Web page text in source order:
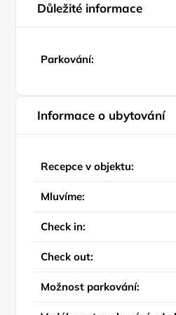
Důležité informace
Parkování:
Informace o ubytování
Recepce v objektu:
Mluvíme:
Check in:
Check out:
Možnost parkování: